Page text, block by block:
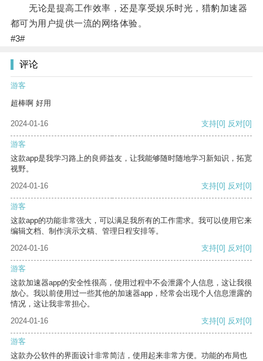
无论是提高工作效率，还是享受娱乐时光，猎豹加速器
都可为用户提供一流的网络体验。
#3#
评论
游客
超棒啊 好用
2024-01-16 支持[0] 反对[0]
游客
这款app是我学习路上的良师益友，让我能够随时随地学习新知识，拓宽
视野。
2024-01-16
支持[0] 反对[0]
游客
这款app的功能非常强大，可以满足我所有的工作需求。我可以使用它来
编辑文档、制作演示文稿、管理日程安排等。
2024-01-16
支持[0] 反对[0]
游客
这款加速器app的安全性很高，使用过程中不会泄露个人信息，这让我很
放心。我以前使用过一些其他的加速器app，经常会出现个人信息泄露的
情况，这让我非常担心。
2024-01-16
支持[0] 反对[0]
游客
这款办公软件的界面设计非常简洁，使用起来非常方便。功能的布局也